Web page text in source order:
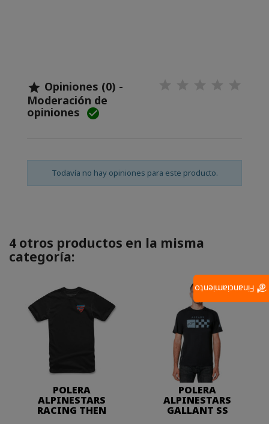
 Opiniones (0) -
Moderación de
opiniones 
Todavía no hay opiniones para este producto.
4 otros productos en la misma
categoría:
POLERA
ALPINESTARS
RACING THEN
POLERA
ALPINESTARS
GALLANT SS
Financiamiento